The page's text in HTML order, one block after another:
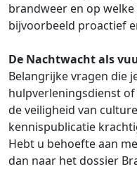
brandweer en op
bijvoorbeeld proactief
De Nachtwacht als
Belangrijke vragen die
hulpverleningsdienst
de veiligheid van
kennispublicatie
Hebt u behoefte aan
dan naar het dossier